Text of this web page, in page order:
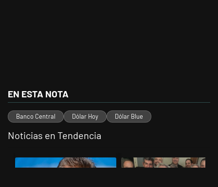
EN ESTA NOTA
Banco Central Dólar Hoy Dólar Blue
Noticias en Tendencia
Un artículo de tendencia con el título "Negociaciones en el Senado:
Un artículo de tendencia con el